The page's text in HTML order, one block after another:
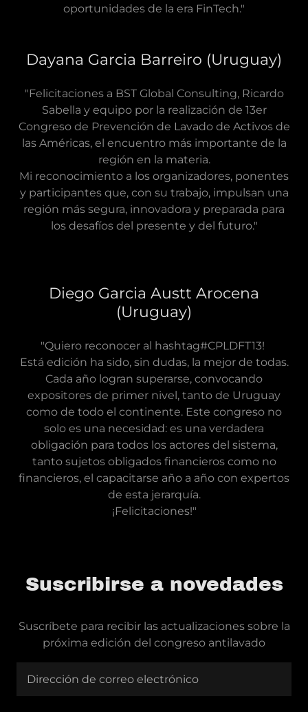
oportunidades de la era FinTech."
Dayana Garcia Barreiro (Uruguay)
"Felicitaciones a BST Global Consulting, Ricardo
Sabella y equipo por la realización de 13er
Congreso de Prevención de Lavado de Activos de
las Américas, el encuentro más importante de la
región en la materia.
Mi reconocimiento a los organizadores, ponentes
y participantes que, con su trabajo, impulsan una
región más segura, innovadora y preparada para
los desafíos del presente y del futuro."
Diego Garcia Austt Arocena
(Uruguay)
"Quiero reconocer al hashtag#CPLDFT13!
Está edición ha sido, sin dudas, la mejor de todas.
Cada año logran superarse, convocando
expositores de primer nivel, tanto de Uruguay
como de todo el continente. Este congreso no
solo es una necesidad: es una verdadera
obligación para todos los actores del sistema,
tanto sujetos obligados financieros como no
financieros, el capacitarse año a año con expertos
de esta jerarquía.
¡Felicitaciones!"
Suscribirse a novedades
Suscríbete para recibir las actualizaciones sobre la
próxima edición del congreso antilavado
Dirección de correo electrónico